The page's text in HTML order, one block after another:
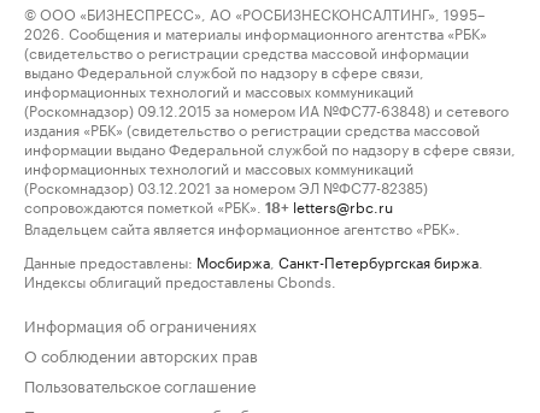
© ООО «БИЗНЕСПРЕСС», АО «РОСБИЗНЕСКОНСАЛТИНГ», 1995–
2026. Сообщения и материалы информационного агентства «РБК»
(свидетельство о регистрации средства массовой информации
выдано Федеральной службой по надзору в сфере связи,
информационных технологий и массовых коммуникаций
(Роскомнадзор) 09.12.2015 за номером ИА №ФС77-63848) и сетевого
издания «РБК» (свидетельство о регистрации средства массовой
информации выдано Федеральной службой по надзору в сфере связи,
информационных технологий и массовых коммуникаций
(Роскомнадзор) 03.12.2021 за номером ЭЛ №ФС77-82385)
сопровождаются пометкой «РБК».
18+ letters@rbc.ru
Владельцем сайта является информационное агентство «РБК».
Данные предоставлены: Мосбиржа Санкт-Петербургская биржа
Индексы облигаций предоставлены Cbonds.
Информация об ограничениях
О соблюдении авторских прав
Пользовательское соглашение